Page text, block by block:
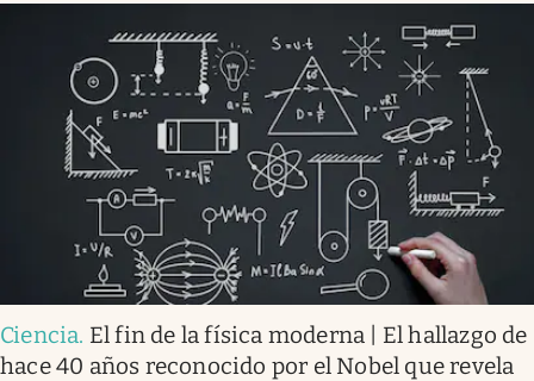
Ciencia. El fin de la física moderna | El hallazgo de
hace 40 años reconocido por el Nobel que revela